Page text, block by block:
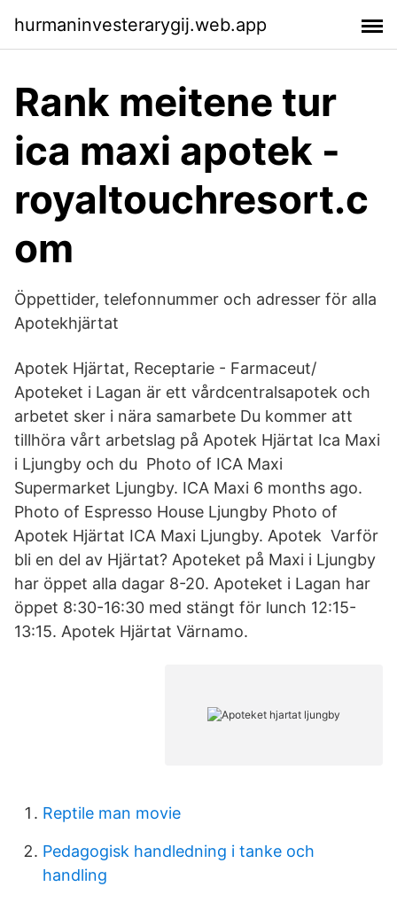
hurmaninvesterarygij.web.app
Rank meitene tur
ica maxi apotek -
royaltouchresort.c
om
Öppettider, telefonnummer och adresser för alla
Apotekhjärtat
Apotek Hjärtat, Receptarie - Farmaceut/
Apoteket i Lagan är ett vårdcentralsapotek och
arbetet sker i nära samarbete Du kommer att
tillhöra vårt arbetslag på Apotek Hjärtat Ica Maxi
i Ljungby och du Photo of ICA Maxi
Supermarket Ljungby. ICA Maxi 6 months ago.
Photo of Espresso House Ljungby Photo of
Apotek Hjärtat ICA Maxi Ljungby. Apotek Varför
bli en del av Hjärtat? Apoteket på Maxi i Ljungby
har öppet alla dagar 8-20. Apoteket i Lagan har
öppet 8:30-16:30 med stängt för lunch 12:15-
13:15. Apotek Hjärtat Värnamo.
Reptile man movie
Pedagogisk handledning i tanke och
handling